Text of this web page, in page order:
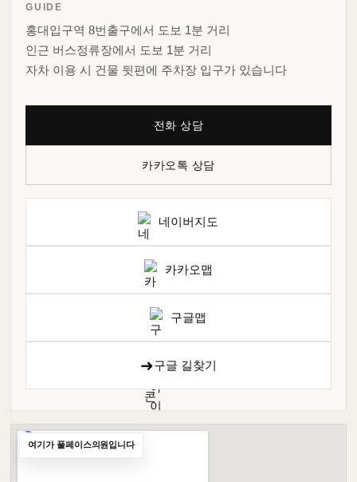
GUIDE
홍대입구역 8번출구에서 도보 1분 거리
인근 버스정류장에서 도보 1분 거리
자차 이용 시 건물 뒷편에 주차장 입구가 있습니다
전화 상담
카카오톡 상담
네이버지도
카카오맵
구글맵
➜구글 길찾기
여기가 풀페이스의원입니다